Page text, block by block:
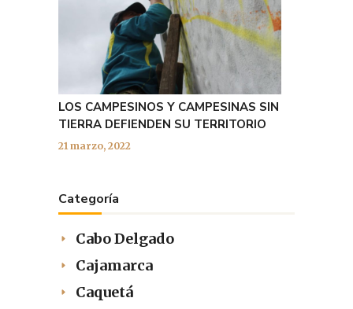
LOS CAMPESINOS Y CAMPESINAS SIN
TIERRA DEFIENDEN SU TERRITORIO
21 marzo, 2022
Categoría
Cabo Delgado
Cajamarca
Caquetá